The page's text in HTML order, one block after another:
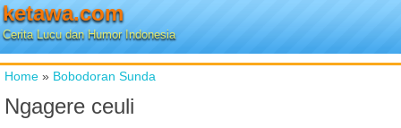
ketawa.com
Cerita Lucu dan Humor Indonesia
Home » Bobodoran Sunda
Ngagere ceuli